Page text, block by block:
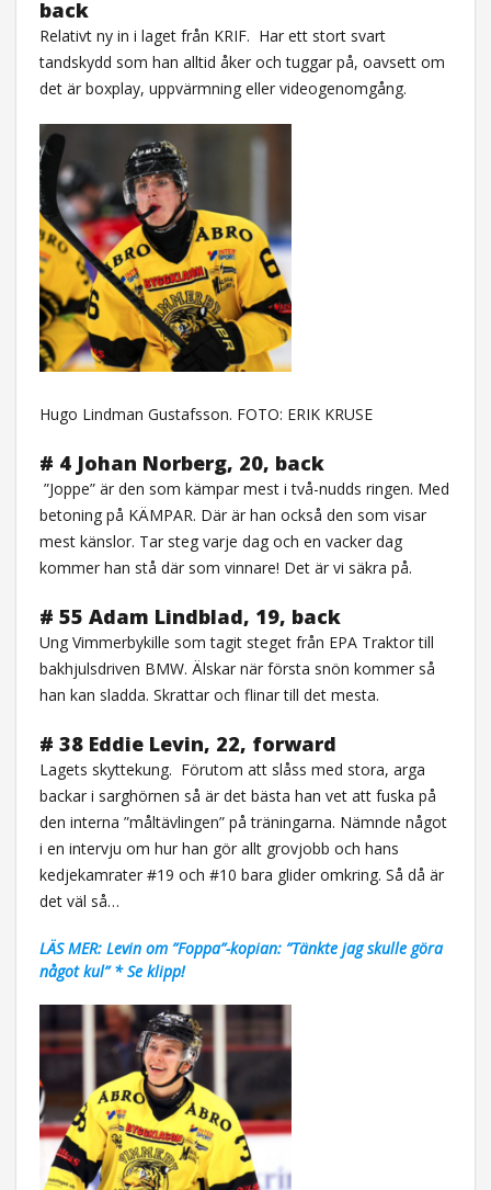
back
Relativt ny in i laget från KRIF. Har ett stort svart
tandskydd som han alltid åker och tuggar på, oavsett om
det är boxplay, uppvärmning eller videogenomgång.
Hugo Lindman Gustafsson. FOTO: ERIK KRUSE
# 4 Johan Norberg, 20, back
”Joppe” är den som kämpar mest i två-nudds ringen. Med
betoning på KÄMPAR. Där är han också den som visar
mest känslor. Tar steg varje dag och en vacker dag
kommer han stå där som vinnare! Det är vi säkra på.
# 55 Adam Lindblad, 19, back
Ung Vimmerbykille som tagit steget från EPA Traktor till
bakhjulsdriven BMW. Älskar när första snön kommer så
han kan sladda. Skrattar och flinar till det mesta.
# 38 Eddie Levin, 22, forward
Lagets skyttekung. Förutom att slåss med stora, arga
backar i sarghörnen så är det bästa han vet att fuska på
den interna ”måltävlingen” på träningarna. Nämnde något
i en intervju om hur han gör allt grovjobb och hans
kedjekamrater #19 och #10 bara glider omkring. Så då är
det väl så…
LÄS MER: Levin om ”Foppa”-kopian: ”Tänkte jag skulle göra
något kul” * Se klipp!